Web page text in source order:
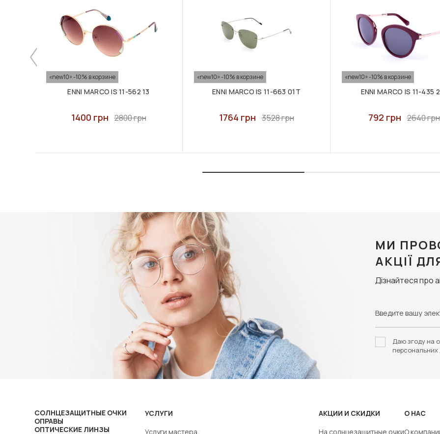
«new10» -10% в корзине
ENNI MARCO IS 11-562 13
1400 грн 2800 грн
«new10» -10% в корзине
ENNI MARCO IS 11-663 01T
1764 грн 3528 грн
«new10» -10% в корзине
ENNI MARCO IS 11-435
792 грн 2640 грн
МИ
АКЦІЇ
Дізнайтеся про
Даю згоду на
СОЛНЦЕЗАЩИТНЫЕ ОЧКИ
ОПРАВЫ
ОПТИЧЕСКИЕ ЛИНЗЫ
УСЛУГИ
Услуги мастера
АКЦИИ И СКИДКИ
На солнцезащитные очки
О НАС
О